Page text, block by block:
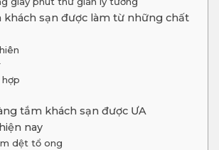
khách sạn được làm từ những chất
tắm khách sạn được ƯA
nay
dệt tổ ong